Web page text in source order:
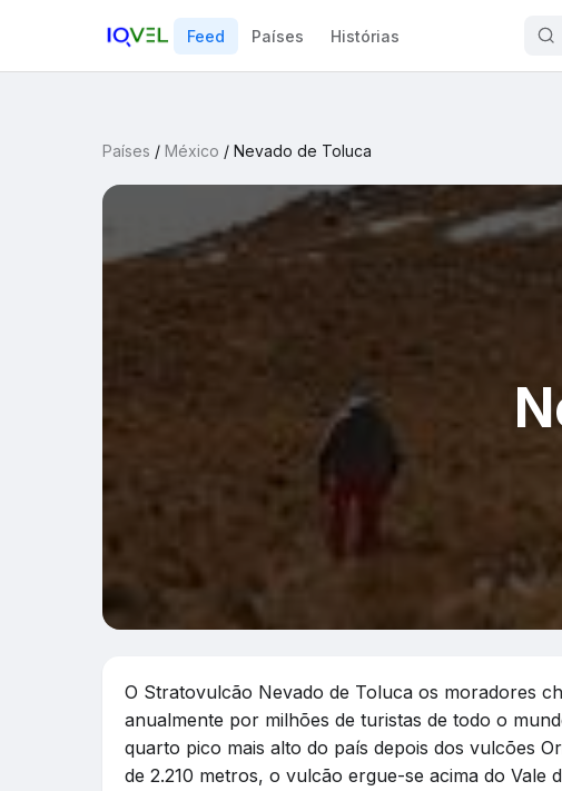
Feed Países Histórias
Países / México / Nevado de Toluca
O Stratovulcão Nevado de Toluca os moradores
anualmente por milhões de turistas de todo o
quarto pico mais alto do país depois dos vulcões
de 2.210 metros, o vulcão ergue-se acima do Vale